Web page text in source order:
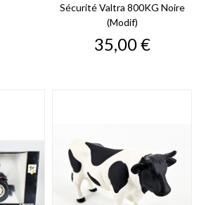
Sécurité Valtra 800KG Noire
(modif)
Prix
35,00 €